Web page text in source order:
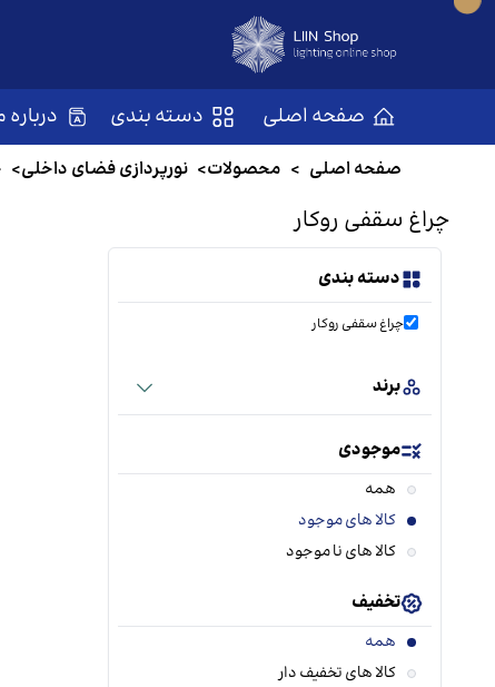
صفحه اصلی دسته بندی درباره
صفحه اصلی > محصولات> نورپردازی فضای داخلی>
چراغ سقفی روکار
دسته بندی
چراغ سقفی روکار
برند
موجودی
همه
کالا های موجود
کالا های نا موجود
تخفیف
همه
کالا های تخفیف دار